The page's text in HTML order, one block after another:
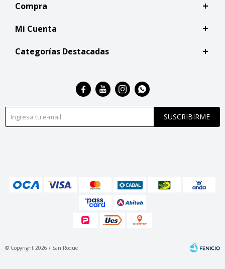
Compra
Mi Cuenta
Categorías Destacadas
SUSCRIBIRME
   
© Copyright 2026 / San Roque